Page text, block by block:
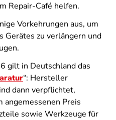
Repair-Café helfen.
Vorkehrungen aus, um
Gerätes zu verlängern und
gilt in Deutschland das
“: Hersteller
dann verpflichtet,
angemessenen Preis
sowie Werkzeuge für